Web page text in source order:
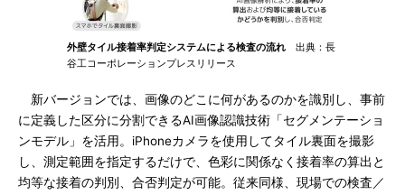
外壁タイル接着率判定システムによる検査の流れ 出典：長
谷工コーポレーションプレスリリース
新バージョンでは、画像のどこに何があるのかを識別し、事前
に定義した区分に分割できるAI画像認識技術「セグメンテーショ
ンモデル」を活用。iPhoneカメラを使用してタイル裏面を撮影
し、測定範囲を指定するだけで、色彩に関係なく接着率の算出と
均等な接着の判別、合否判定が可能。従来同様、現場での検査／